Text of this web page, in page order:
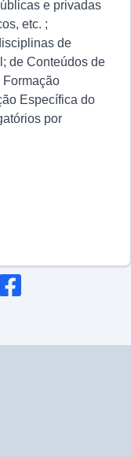
e privadas
etc. ;
de
de Conteúdos de
Formação
Específica do
por